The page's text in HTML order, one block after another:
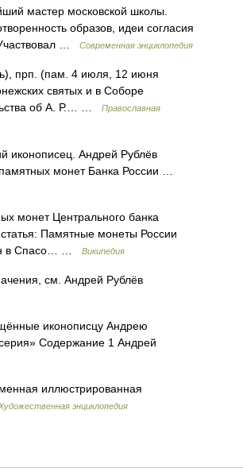
мастер московской школы.
образов, идеи согласия
…
Современная энциклопедия
прп. (пам. 4 июля, 12 июня
святых и в Соборе
об А. Р.… …
Православная
иконописец. Андрей Рублёв
монет Банка России …
монет Центрального банка
Памятные монеты России
в Спасо… …
Википедия
см. Андрей Рублёв
иконописцу Андрею
Содержание 1 Андрей
иллюстрированная
Художественная энциклопедия